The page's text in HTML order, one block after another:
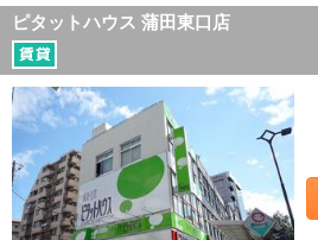
ピタットハウス 蒲田東口店